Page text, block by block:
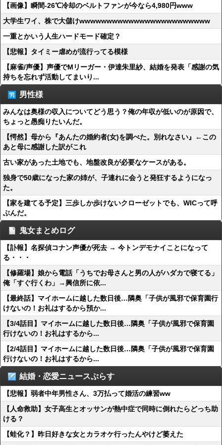
【画像】瞬間-26℃冷却のベルトファンが今なら4,980円www
大学生ワイ、株で大儲けwwwwwwwwwwwwwwwwwwwwwwww
一重とかいう人生ハードモード確定？
【悲報】タイミー虐めが流行ってる模様
【麻雀/声優】声優でMリーガー・伊達朱里紗、結婚を発表「感謝の気
持ちを忘れず活動してまいり...
男性様
みんなは奥様の収入についてどう思う？俺の年収が低いのが原因で、
ちょっと愚痴りたいんだ。
【愕然】母から『あんたの婚約者(女)を調べた。別れなさい』←この
あと母に感謝した訳がこれ
古い家があった土地でも、地盤改良が必要なケースがある。
独身で50歳になった家の姉が、子連れに会うと発狂するようになっ
た。
【家を建てる予定】三歩しか歩けないクローゼットでも、WICって呼
ぶんだ。
鬼女まとめログ
【訃報】名探偵コナン声優が死去 → 今トンデモナイことになって
る・・・
【修羅場】娘から電話「うちでお母さんと男の人がハダカで寝てる」
俺「すぐ行くわ」→興信所に依...
【最終話】マイホームに越した数日後…隣奥「子供が風邪で保育園行
けないの！お礼はするから預か...
【3/4話目】マイホームに越した数日後…隣奥「子供が風邪で保育園
行けないの！お礼はするから...
【2/4話目】マイホームに越した数日後…隣奥「子供が風邪で保育園
行けないの！お礼はするから...
結婚・恋愛ニュースぷらす
【悲報】弱者中年男性さん、3万払って婚活の練習ww
【人命救助】女子高生とオッサンが熱中症で同時に倒れたらどっち助
ける？
【蛙化？】昨日好きな女とカラオケ行ったんやけど萎えた